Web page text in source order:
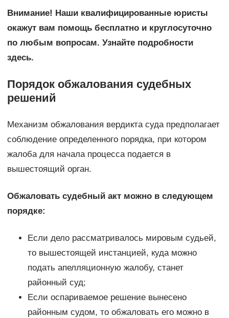
Внимание! Наши квалифицированные юристы
окажут вам помощь бесплатно и круглосуточно
по любым вопросам. Узнайте подробности
здесь.
Порядок обжалования судебных
решений
Механизм обжалования вердикта суда предполагает
соблюдение определенного порядка, при котором
жалоба для начала процесса подается в
вышестоящий орган.
Обжаловать судебный акт можно в следующем
порядке:
Если дело рассматривалось мировым судьей,
то вышестоящей инстанцией, куда можно
подать апелляционную жалобу, станет
районный суд;
Если оспариваемое решение вынесено
районным судом, то обжаловать его можно в